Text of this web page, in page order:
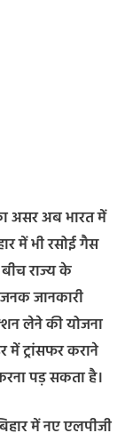
असर अब भारत में
में भी रसोई गैस
राज्य के
जानकारी
लेने की योजना
ट्रांसफर कराने
पड़ सकता है।
में नए एलपीजी